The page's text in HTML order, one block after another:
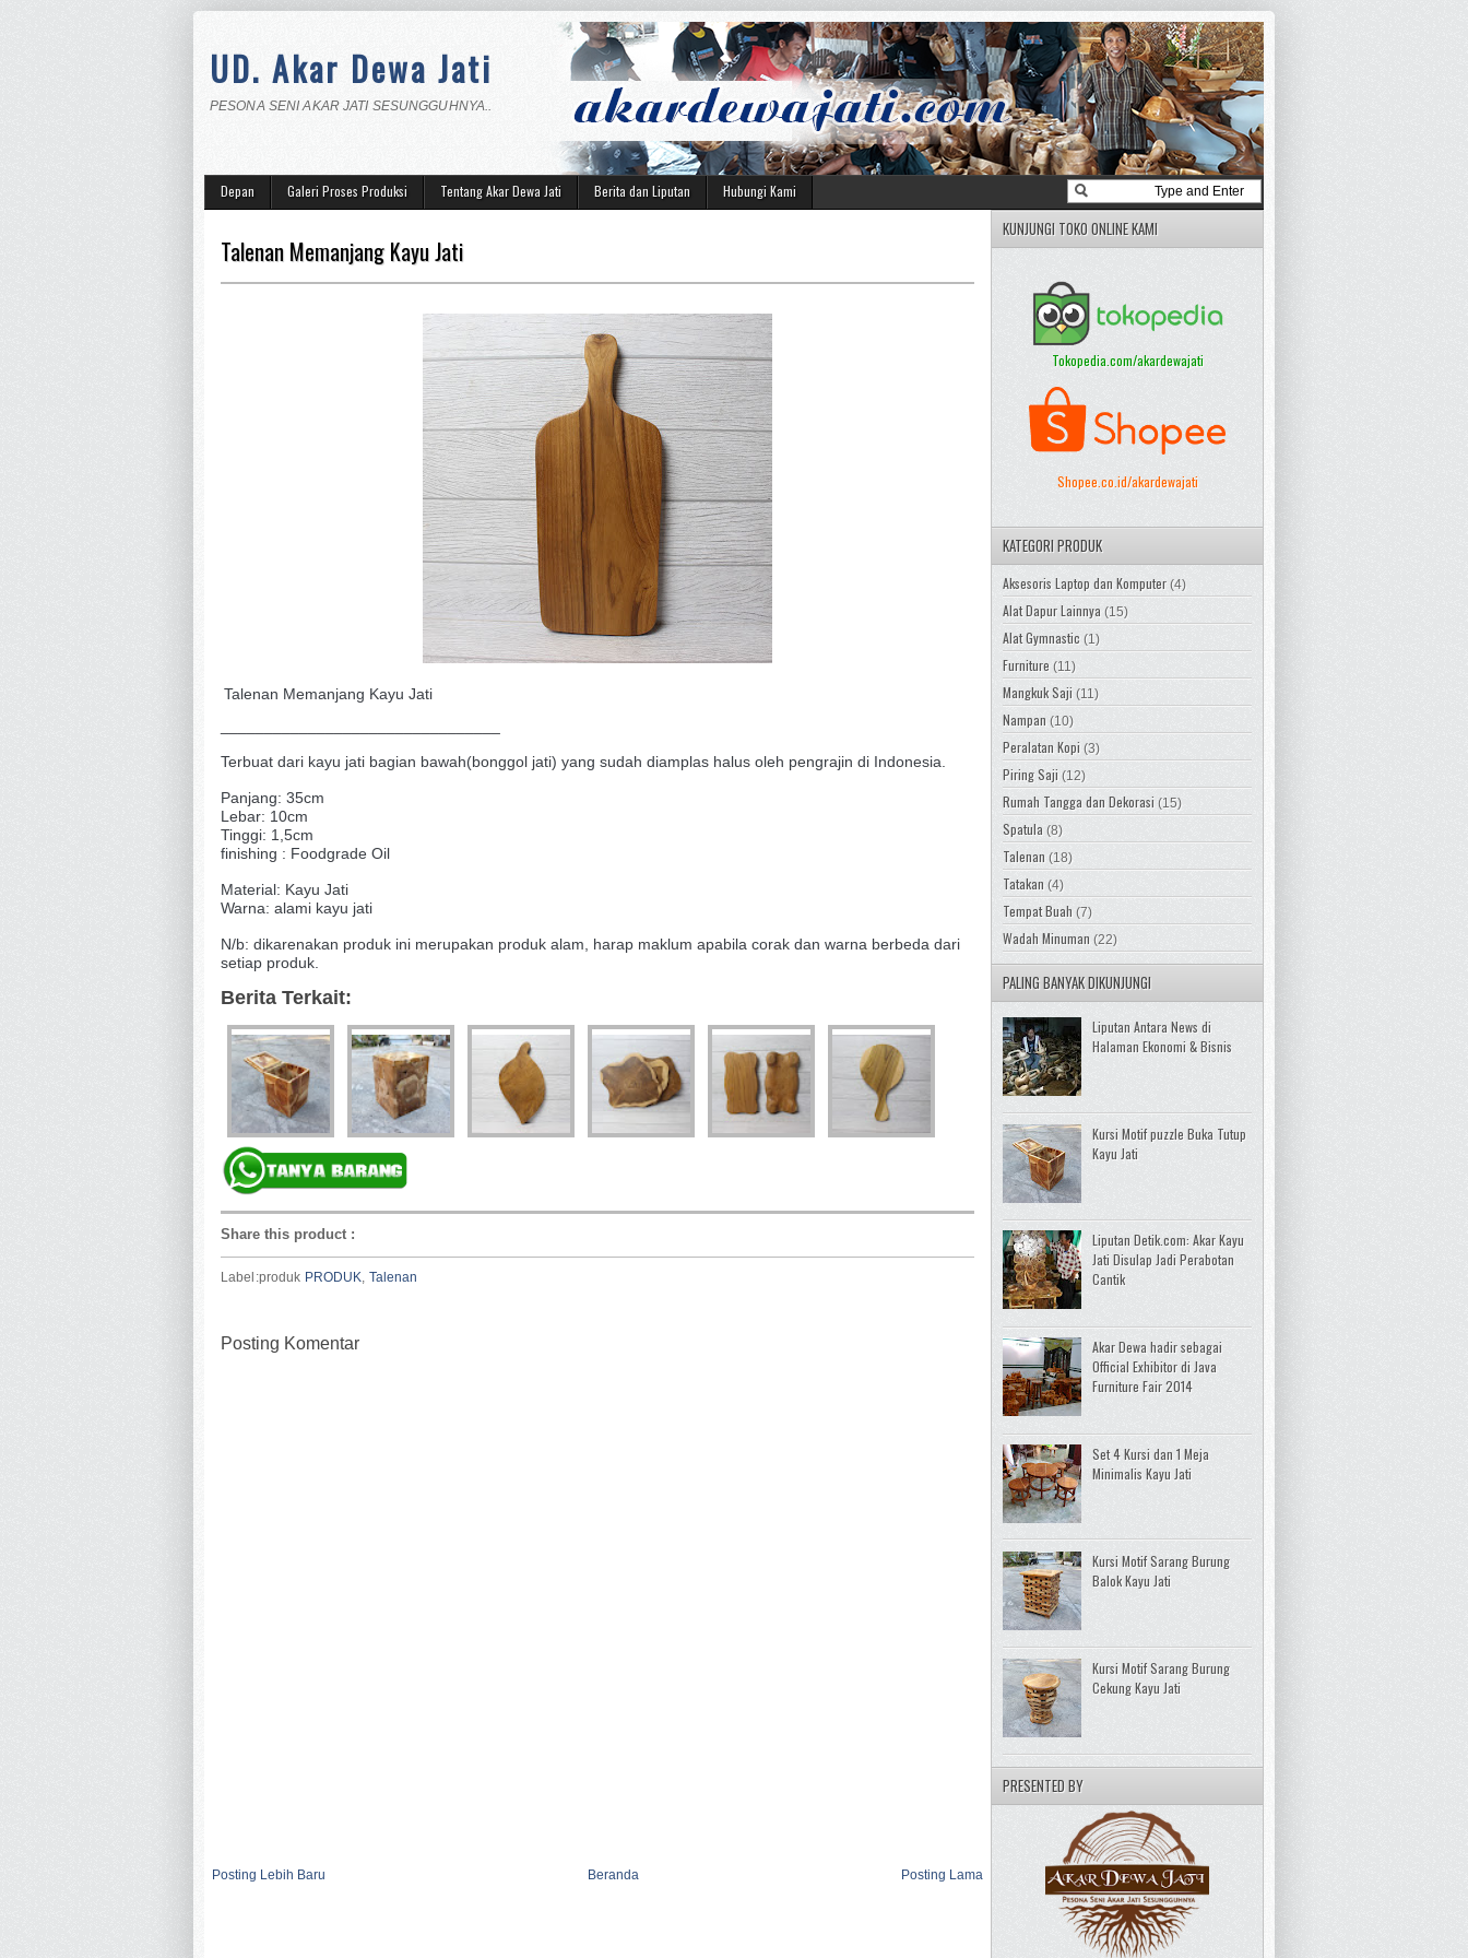
UD. Akar Dewa Jati
PESONA SENI AKAR JATI SESUNGGUHNYA..
Depan Galeri Proses Produksi Tentang Akar Dewa Jati Berita dan Liputan Hubungi Kami
Talenan Memanjang Kayu Jati
Talenan Memanjang Kayu Jati
Terbuat dari kayu jati bagian bawah(bonggol jati) yang sudah diamplas halus oleh pengrajin di Indonesia.
Panjang: 35cm
Lebar: 10cm
Tinggi: 1,5cm
finishing : Foodgrade Oil
Material: Kayu Jati
Warna: alami kayu jati
N/b: dikarenakan produk ini merupakan produk alam, harap maklum apabila corak dan warna berbeda dari
setiap produk.
Berita Terkait:
Share this product :
Label:produk PRODUK Talenan
Posting Komentar
Posting Lebih Baru Posting Lama
Beranda
KUNJUNGI TOKO ONLINE KAMI
Tokopedia.com/akardewajati
Shopee.co.id/akardewajati
KATEGORI PRODUK
Aksesoris Laptop dan Komputer (4)
Alat Dapur Lainnya (15)
Alat Gymnastic (1)
Furniture (11)
Mangkuk Saji (11)
Nampan (10)
Peralatan Kopi (3)
Piring Saji (12)
Rumah Tangga dan Dekorasi (15)
Spatula (8)
Talenan (18)
Tatakan (4)
Tempat Buah (7)
Wadah Minuman (22)
PALING BANYAK DIKUNJUNGI
Liputan Antara News di
Halaman Ekonomi & Bisnis
Kursi Motif puzzle Buka Tutup
Kayu Jati
Liputan Detik.com: Akar Kayu
Jati Disulap Jadi Perabotan
Cantik
Akar Dewa hadir sebagai
Official Exhibitor di Java
Furniture Fair 2014
Set 4 Kursi dan 1 Meja
Minimalis Kayu Jati
Kursi Motif Sarang Burung
Balok Kayu Jati
Kursi Motif Sarang Burung
Cekung Kayu Jati
PRESENTED BY